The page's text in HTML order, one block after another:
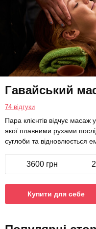
Гавайський
74 відгуки
Пара клієнтів відчує масаж
якої плавними рухами
суглоби та відновлюється
3600 грн
Купити для себе